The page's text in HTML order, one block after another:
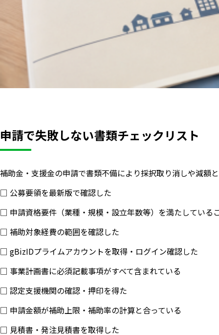
申請で失敗しない書類チェックリスト
補助金・支援金の申請で書類不備により採択取り消しや減額
□ 公募要領を最新版で確認した
□ 申請資格要件（業種・規模・設立年数等）を満たしている
□ 補助対象経費の範囲を確認した
□ gBizIDプライムアカウントを取得・ログイン確認した
□ 事業計画書に必須記載事項がすべて含まれている
□ 認定支援機関の確認・押印を得た
□ 申請金額が補助上限・補助率の計算と合っている
□ 見積書・発注見積書を取得した